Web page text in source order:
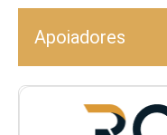
Apoiadores